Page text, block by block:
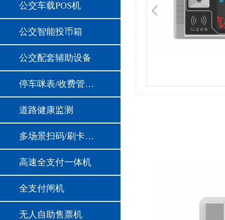
公交车载POS机
公交智能投币箱
公交配套辅助设备
停车咪表/收费管理设备
道路健康监测
多场景扫码/刷卡支付模块
高速全支付一体机
全支付闸机
无人自助售票机